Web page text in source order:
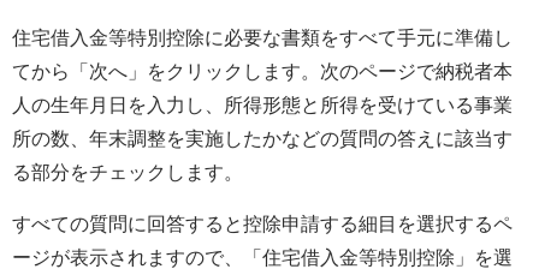
住宅借入金等特別控除に必要な書類をすべて手元に準備し
てから「次へ」をクリックします。次のページで納税者本
人の生年月日を入力し、所得形態と所得を受けている事業
所の数、年末調整を実施したかなどの質問の答えに該当す
る部分をチェックします。
すべての質問に回答すると控除申請する細目を選択するペ
ージが表示されますので、「住宅借入金等特別控除」を選